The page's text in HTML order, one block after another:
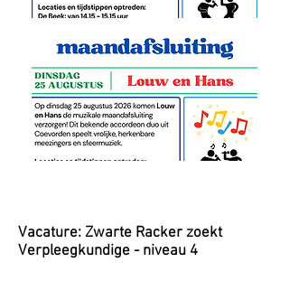
Vacature: Zwarte Racker zoekt
Verpleegkundige - niveau 4